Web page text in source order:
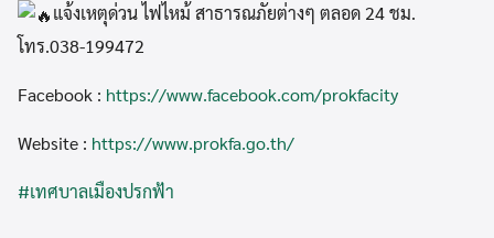
แจ้งเหตุด่วน ไฟไหม้ สาธารณภัยต่างๆ ตลอด 24 ชม.
โทร.038-199472
Facebook : https://www.facebook.com/prokfacity
Website : https://www.prokfa.go.th/
#เทศบาลเมืองปรกฟ้า